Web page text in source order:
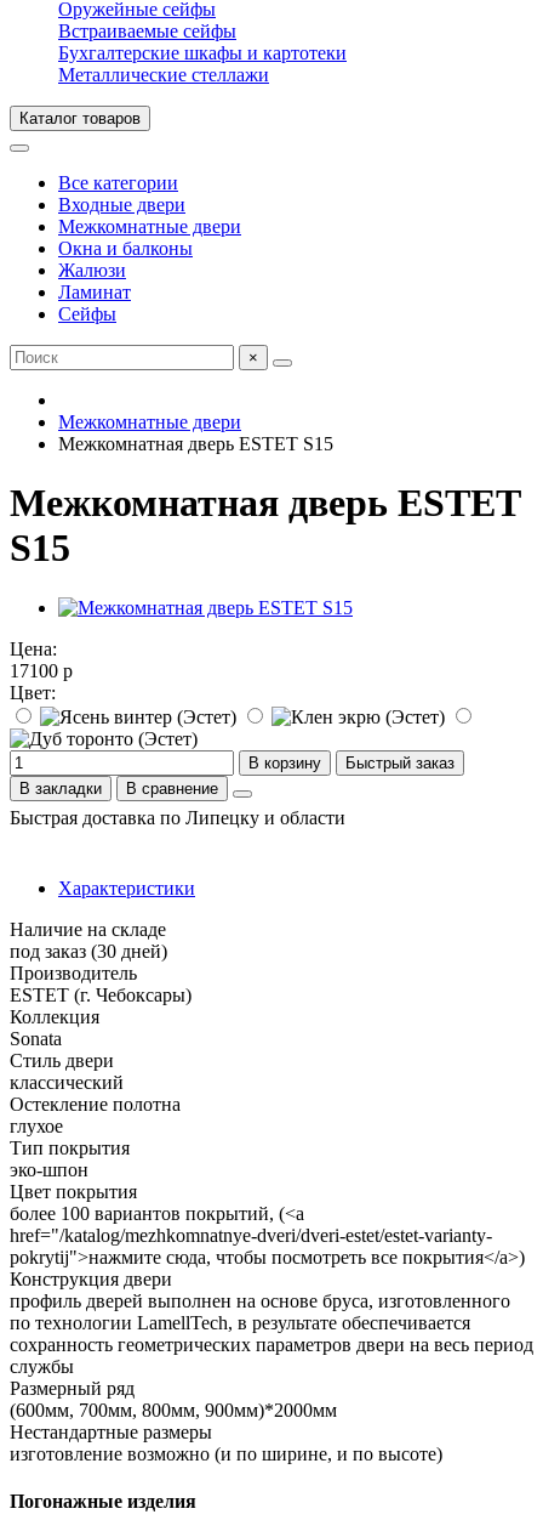
Оружейные сейфы
Встраиваемые сейфы
Бухгалтерские шкафы и картотеки
Металлические стеллажи
Каталог товаров
Все категории
Входные двери
Межкомнатные двери
Окна и балконы
Жалюзи
Ламинат
Сейфы
×
Межкомнатные двери
Межкомнатная дверь ESTET S15
Межкомнатная дверь ESTET
S15
Цена:
17100 р
Цвет:
В корзину
Быстрый заказ
В закладки
В сравнение
Быстрая доставка по Липецку и области
Характеристики
Наличие на складе
под заказ (30 дней)
Производитель
ESTET (г. Чебоксары)
Коллекция
Sonata
Стиль двери
классический
Остекление полотна
глухое
Тип покрытия
эко-шпон
Цвет покрытия
более 100 вариантов покрытий, (<a
href="/katalog/mezhkomnatnye-dveri/dveri-estet/estet-varianty-
pokrytij">нажмите сюда, чтобы посмотреть все покрытия</a>)
Конструкция двери
профиль дверей выполнен на основе бруса, изготовленного
по технологии LamellTech, в результате обеспечивается
сохранность геометрических параметров двери на весь период
службы
Размерный ряд
(600мм, 700мм, 800мм, 900мм)*2000мм
Нестандартные размеры
изготовление возможно (и по ширине, и по высоте)
Погонажные изделия